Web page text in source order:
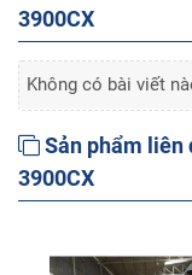
3900CX
Không có bài viết
Sản phẩm liên
3900CX